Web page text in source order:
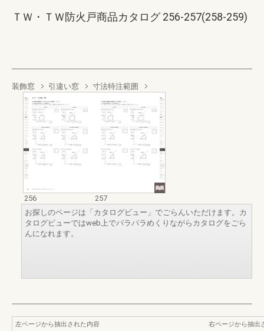
ＴＷ・ＴＷ防火戸商品カタログ 256-257(258-259)
装飾窓 引違い窓 寸法特注範囲
256
257
お探しのページは「カタログビュー」でごらんいただけます。カ
タログビューではweb上でパラパラめくりながらカタログをごら
んになれます。
左ページから抽出された内容
右ページから抽出